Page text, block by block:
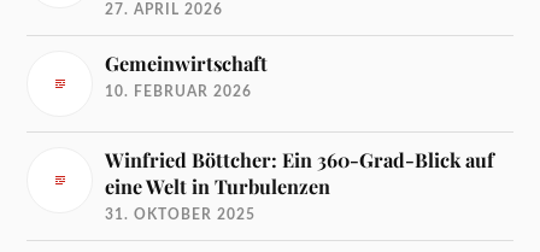
27. APRIL 2026
Gemeinwirtschaft
10. FEBRUAR 2026
Winfried Böttcher: Ein 360-Grad-Blick auf
eine Welt in Turbulenzen
31. OKTOBER 2025